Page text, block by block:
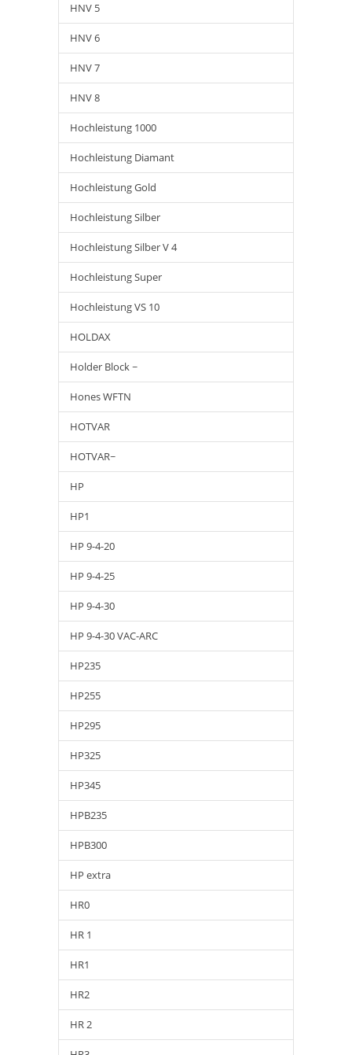
HNV 5
HNV 6
HNV 7
HNV 8
Hochleistung 1000
Hochleistung Diamant
Hochleistung Gold
Hochleistung Silber
Hochleistung Silber V 4
Hochleistung Super
Hochleistung VS 10
HOLDAX
Holder Block ~
Hones WFTN
HOTVAR
HOTVAR~
HP
HP1
HP 9-4-20
HP 9-4-25
HP 9-4-30
HP 9-4-30 VAC-ARC
HP235
HP255
HP295
HP325
HP345
HPB235
HPB300
HP extra
HR0
HR 1
HR1
HR2
HR 2